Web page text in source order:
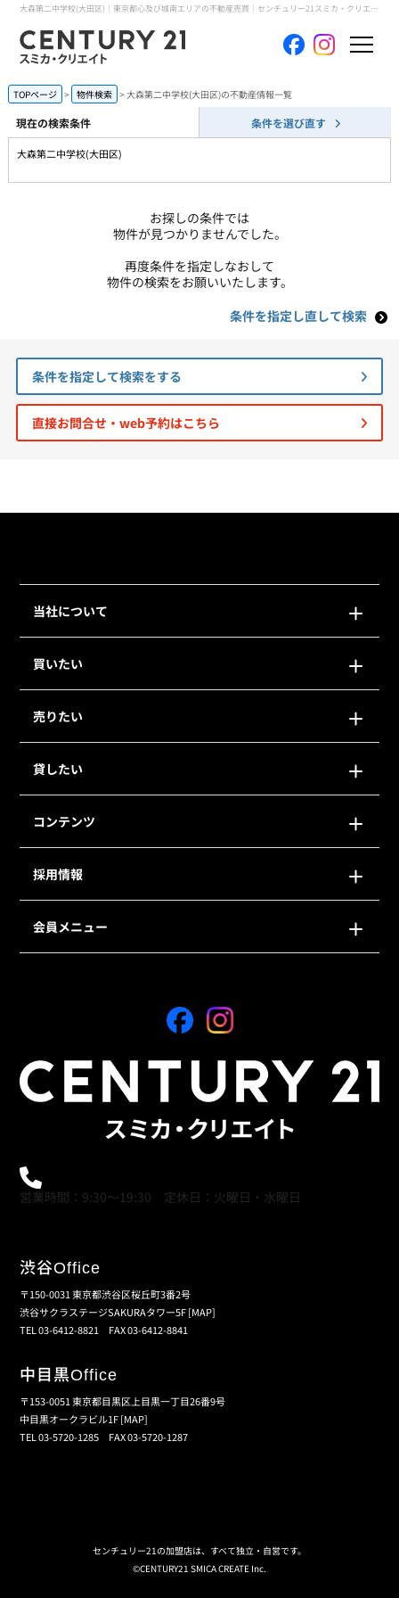
大森第二中学校(大田区)｜東京都心及び城南エリアの不動産売買｜センチュリー21スミカ・クリエイト
ホーム
当社について
買いたい
売りたい
コンテンツ
会員メニュー
TOPページ 物件検索 大森第二中学校(大田区)の不動産情報一覧
現在の検索条件 条件を選び直す
大森第二中学校(大田区)
お探しの条件では
物件が見つかりませんでした。
再度条件を指定しなおして
物件の検索をお願いいたします。
条件を指定し直して検索
条件を指定して検索をする
直接お問合せ・web予約はこちら
当社について
買いたい
売りたい
貸したい
コンテンツ
採用情報
会員メニュー
営業時間：9:30～19:30 定休日：火曜日・水曜日
渋谷Office
〒150-0031 東京都渋谷区桜丘町3番2号
渋谷サクラステージSAKURAタワー5F[MAP]
TEL 03-6412-8821 FAX 03-6412-8841
中目黒Office
〒153-0051 東京都目黒区上目黒一丁目26番9号
中目黒オークラビル1F[MAP]
TEL 03-5720-1285 FAX 03-5720-1287
センチュリー21の加盟店は、すべて独立・自営です。
©CENTURY21 SMICA CREATE Inc.